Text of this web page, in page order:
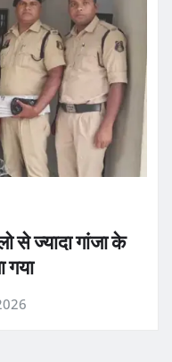
से ज्यादा गांजा के
गया